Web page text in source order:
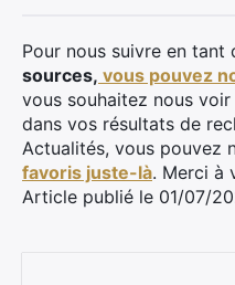
Pour nous suivre en tant
sources, vous pouvez
vous souhaitez nous
dans vos résultats de
Actualités, vous pouvez
favoris juste-là. Merci à
Article publié le 01/07/